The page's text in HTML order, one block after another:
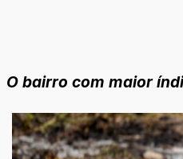
O bairro com maior